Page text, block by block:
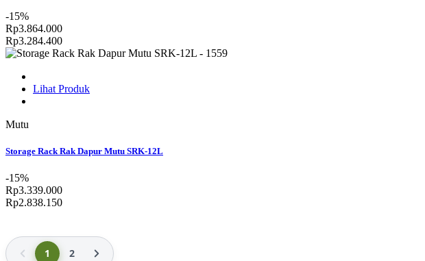
-15%
Rp3.864.000
Rp3.284.400
Lihat Produk
Mutu
Storage Rack Rak Dapur Mutu SRK-12L
-15%
Rp3.339.000
Rp2.838.150
1 2